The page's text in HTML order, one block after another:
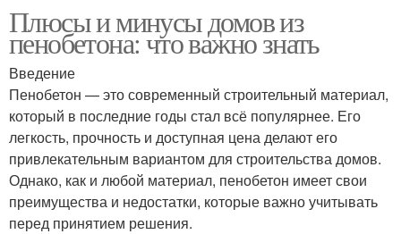
Плюсы и минусы домов из
пенобетона: что важно знать
Введение
Пенобетон — это современный строительный материал,
который в последние годы стал всё популярнее. Его
легкость, прочность и доступная цена делают его
привлекательным вариантом для строительства домов.
Однако, как и любой материал, пенобетон имеет свои
преимущества и недостатки, которые важно учитывать
перед принятием решения.